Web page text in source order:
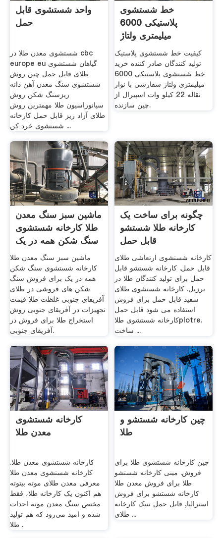
واحد شستشوی قابل
حمل
شستشوی معدن طلا در cbc
europe eu گیاهان شستشوی
طلای قابل حمل چین روش
شستشوی سنگ معدن آهن دانه
ریزسنگ شکن روش
سیانوراسیون طلا مهمترین روش
طلای آزاد ریز قابل حمل کارخانه
شستشوی خرد کن ...
خط شستشوی
پلاستیکی 6000
میلیمتری ولتاژ
سفارشی با نوار ...
کیفیت خط شستشوی پلاستیک
تولید کنندگان صادر کننده خرید
خط شستشوی پلاستیکی 6000
میلیمتری ولتاژ سفارشی با نوار
نقاله 22 کیلو وات اسپیرال از
چین سازنده.
ماشین سبز سنگ معدن
طلا کارخانه شستشوی
سنگ شکن همه در یک
...
ماشین سبز سنگ معدن طلا
کارخانه شستشوی سنگ شکن
همه در یک برای فروش سنگ
شکن های فروشی در طلای
آفریقای جنوبی غلظت طلا قیمت
تجهیزات در آفریقای جنوبی روش
استخراج طلا برای فروش در
آفریقای جنوبی.
چگونه برای ساخت یک
کارخانه طلا شستشو
قابل حمل
کارخانه شستشوی ارتعاشی طلای
قابل حمل. کارخانه شستشو قابل
حمل برای تولید کنندگان طلا در
برزیل. کارخانه شستشوی طلای
سفید قابل حمل برای فروش
استفاده می شود قابل حمل
کارخانه شستشوی طلاplotre.
ساخت ...
کارخانه شستشوی
معدن طلا
کارخانه شستشوی معدن طلا.
کارخانه شستشوی معدن طلا
معرفی معدن طلای موته بیتوته
هم اکنون یک کارخانه طلا، ‌فقط
مختص سنگ معدن موته احداث
شده و امید می‌رود که هم تولید
طلا .
چین کارخانه شستشو و
طلا
چین کارخانه شستشوی طلا برای
فروش. مینی کارخانه شستشو
طلا برای فروش معدن طلا
کارخانه شستشو برای فروش
استرالیا, قابل حمل تنبک کارخانه
طلای ...